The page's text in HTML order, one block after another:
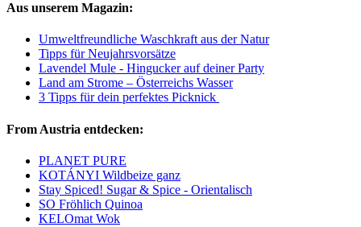
Aus unserem Magazin:
Umweltfreundliche Waschkraft aus der Natur
Tipps für Neujahrsvorsätze
Lavendel Mule - Hingucker auf deiner Party
Land am Strome – Österreichs Wasser
3 Tipps für dein perfektes Picknick
From Austria entdecken:
PLANET PURE
KOTÁNYI Wildbeize ganz
Stay Spiced! Sugar & Spice - Orientalisch
SO Fröhlich Quinoa
KELOmat Wok